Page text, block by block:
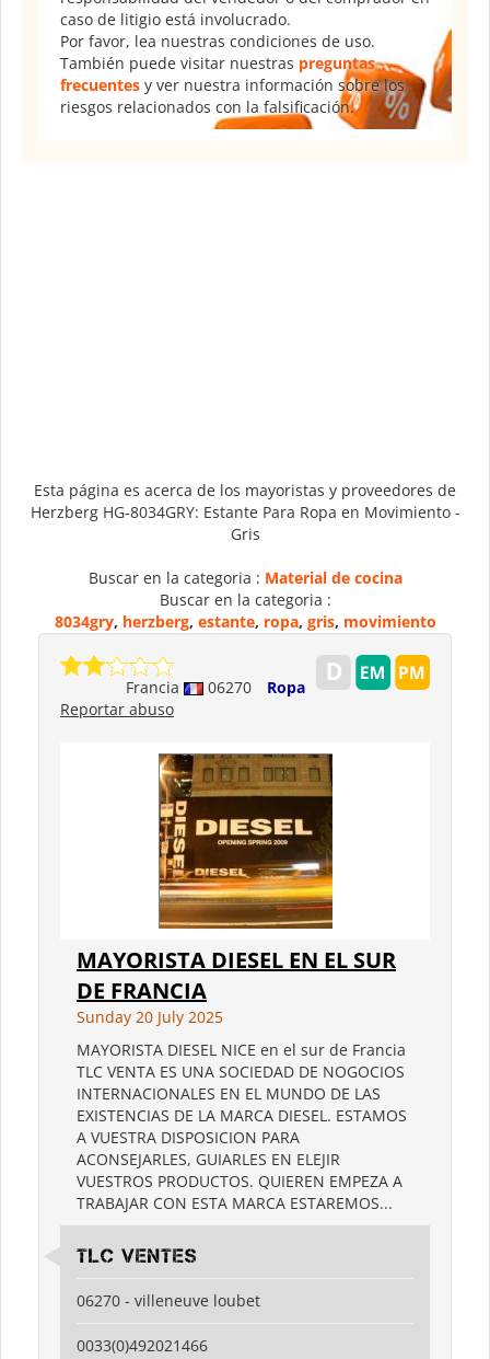
caso de litigio está involucrado.
Por favor, lea nuestras condiciones de uso.
También puede visitar nuestras preguntas
frecuentes y ver nuestra información sobre los
riesgos relacionados con la falsificación.
Esta página es acerca de los mayoristas y proveedores de
Herzberg HG-8034GRY: Estante Para Ropa en Movimiento -
Gris
Buscar en la categoria : Material de cocina
Buscar en la categoria :
8034gry, herzberg, estante, ropa, gris, movimiento
Francia 06270
Ropa
Reportar abuso
MAYORISTA DIESEL EN EL SUR
DE FRANCIA
Sunday 20 July 2025
MAYORISTA DIESEL NICE en el sur de Francia
TLC VENTA ES UNA SOCIEDAD DE NOGOCIOS
INTERNACIONALES EN EL MUNDO DE LAS
EXISTENCIAS DE LA MARCA DIESEL. ESTAMOS
A VUESTRA DISPOSICION PARA
ACONSEJARLES, GUIARLES EN ELEJIR
VUESTROS PRODUCTOS. QUIEREN EMPEZA A
TRABAJAR CON ESTA MARCA ESTAREMOS...
TLC VENTES
06270 - villeneuve loubet
0033(0)492021466